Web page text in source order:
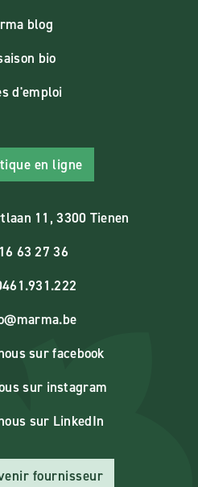
blog
bio
d'emploi
en ligne
11, 3300 Tienen
63 27 36
sur facebook
sur instagram
sur LinkedIn
fournisseur